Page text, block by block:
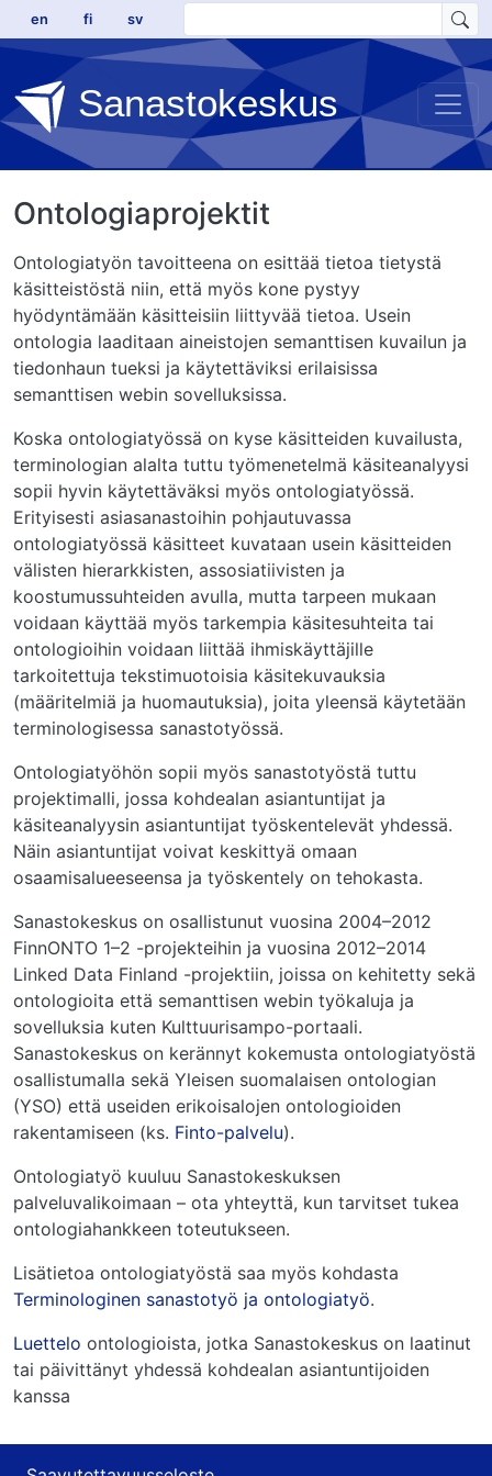
Hyppää pääsisältöön
en fi sv
Sanastokeskus
Ontologiaprojektit
Ontologiatyön tavoitteena on esittää tietoa tietystä
käsitteistöstä niin, että myös kone pystyy
hyödyntämään käsitteisiin liittyvää tietoa. Usein
ontologia laaditaan aineistojen semanttisen kuvailun ja
tiedonhaun tueksi ja käytettäviksi erilaisissa
semanttisen webin sovelluksissa.
Koska ontologiatyössä on kyse käsitteiden kuvailusta,
terminologian alalta tuttu työmenetelmä käsiteanalyysi
sopii hyvin käytettäväksi myös ontologiatyössä.
Erityisesti asiasanastoihin pohjautuvassa
ontologiatyössä käsitteet kuvataan usein käsitteiden
välisten hierarkkisten, assosiatiivisten ja
koostumussuhteiden avulla, mutta tarpeen mukaan
voidaan käyttää myös tarkempia käsitesuhteita tai
ontologioihin voidaan liittää ihmiskäyttäjille
tarkoitettuja tekstimuotoisia käsitekuvauksia
(määritelmiä ja huomautuksia), joita yleensä käytetään
terminologisessa sanastotyössä.
Ontologiatyöhön sopii myös sanastotyöstä tuttu
projektimalli, jossa kohdealan asiantuntijat ja
käsiteanalyysin asiantuntijat työskentelevät yhdessä.
Näin asiantuntijat voivat keskittyä omaan
osaamisalueeseensa ja työskentely on tehokasta.
Sanastokeskus on osallistunut vuosina 2004–2012
FinnONTO 1–2 -projekteihin ja vuosina 2012–2014
Linked Data Finland -projektiin, joissa on kehitetty sekä
ontologioita että semanttisen webin työkaluja ja
sovelluksia kuten Kulttuurisampo-portaali.
Sanastokeskus on kerännyt kokemusta ontologiatyöstä
osallistumalla sekä Yleisen suomalaisen ontologian
(YSO) että useiden erikoisalojen ontologioiden
rakentamiseen (ks. Finto-palvelu).
Ontologiatyö kuuluu Sanastokeskuksen
palveluvalikoimaan – ota yhteyttä, kun tarvitset tukea
ontologiahankkeen toteutukseen.
Lisätietoa ontologiatyöstä saa myös kohdasta
Terminologinen sanastotyö ja ontologiatyö.
Luettelo ontologioista, jotka Sanastokeskus on laatinut
tai päivittänyt yhdessä kohdealan asiantuntijoiden
kanssa